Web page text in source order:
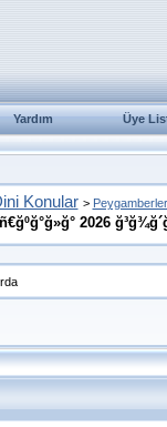
Yardım Üye
Konular > Peygamberler
2026